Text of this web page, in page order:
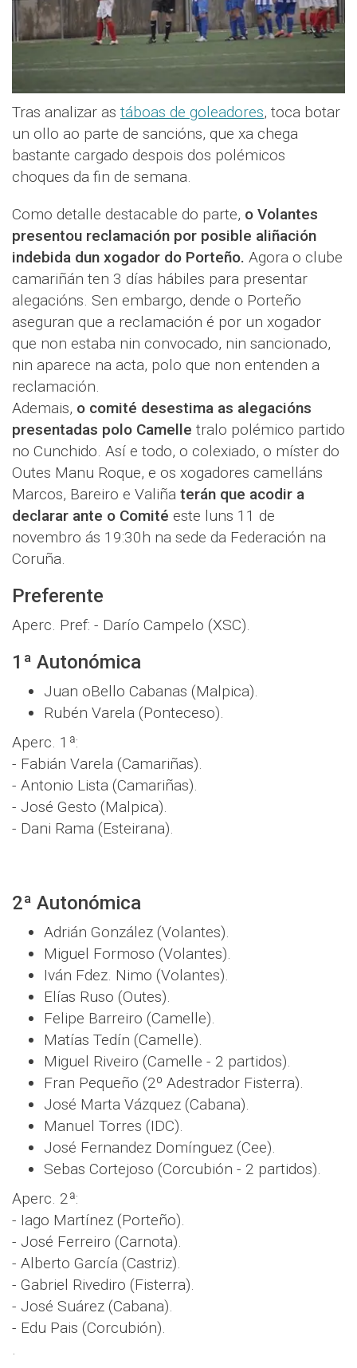
Tras analizar as táboas de goleadores, toca botar
un ollo ao parte de sancións, que xa chega
bastante cargado despois dos polémicos
choques da fin de semana.
Como detalle destacable do parte, o Volantes
presentou reclamación por posible aliñación
indebida dun xogador do Porteño. Agora o clube
camariñán ten 3 días hábiles para presentar
alegacións. Sen embargo, dende o Porteño
aseguran que a reclamación é por un xogador
que non estaba nin convocado, nin sancionado,
nin aparece na acta, polo que non entenden a
reclamación.
Ademais, o comité desestima as alegacións
presentadas polo Camelle tralo polémico partido
no Cunchido. Así e todo, o colexiado, o míster do
Outes Manu Roque, e os xogadores camelláns
Marcos, Bareiro e Valiña terán que acodir a
declarar ante o Comité este luns 11 de
novembro ás 19:30h na sede da Federación na
Coruña.
Preferente
Aperc. Pref: - Darío Campelo (XSC).
1ª Autonómica
Juan oBello Cabanas (Malpica).
Rubén Varela (Ponteceso).
Aperc. 1ª:
- Fabián Varela (Camariñas).
- Antonio Lista (Camariñas).
- José Gesto (Malpica).
- Dani Rama (Esteirana).
2ª Autonómica
Adrián González (Volantes).
Miguel Formoso (Volantes).
Iván Fdez. Nimo (Volantes).
Elías Ruso (Outes).
Felipe Barreiro (Camelle).
Matías Tedín (Camelle).
Miguel Riveiro (Camelle - 2 partidos).
Fran Pequeño (2º Adestrador Fisterra).
José Marta Vázquez (Cabana).
Manuel Torres (IDC).
José Fernandez Domínguez (Cee).
Sebas Cortejoso (Corcubión - 2 partidos).
Aperc. 2ª:
- Iago Martínez (Porteño).
- José Ferreiro (Carnota).
- Alberto García (Castriz).
- Gabriel Rivediro (Fisterra).
- José Suárez (Cabana).
- Edu Pais (Corcubión).
.